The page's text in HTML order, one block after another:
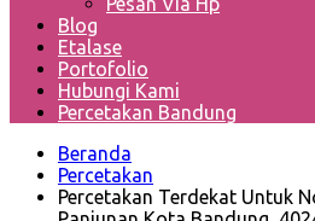
Blog
Etalase
Portofolio
Hubungi Kami
Percetakan Bandung
Beranda
Percetakan
Percetakan Terdekat Untuk